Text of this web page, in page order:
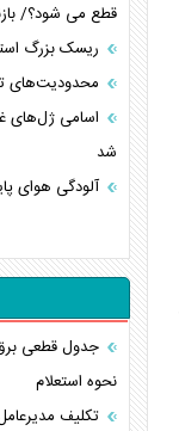
قطع می شود؟/
ریسک بزرگ
محدودیت‌های
اسامی ژل‌های
شد
آلودگی هوای
نحوه استعلام
تکلیف